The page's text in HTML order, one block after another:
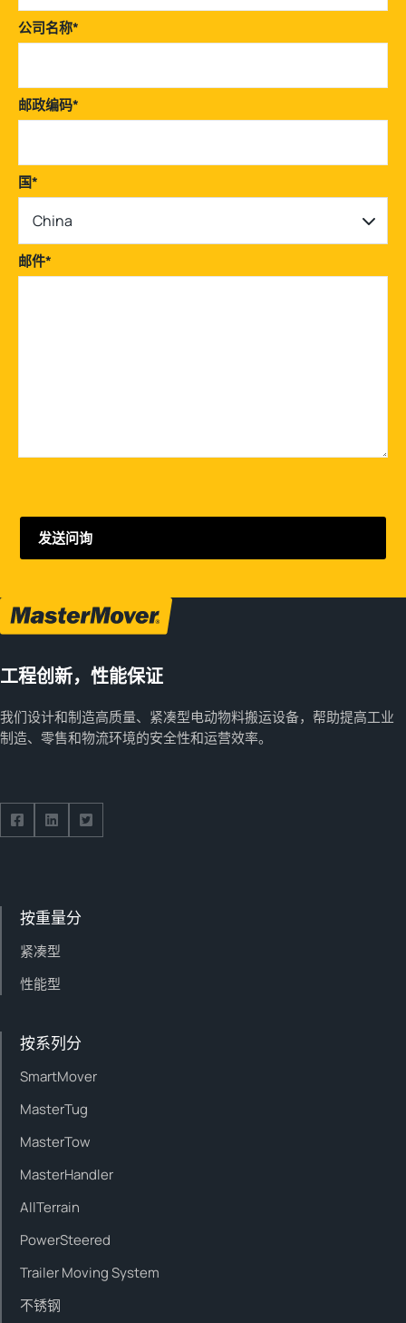
公司名称*
邮政编码*
国*
China
邮件*
工程创新，性能保证
我们设计和制造高质量、紧凑型电动物料搬运设备，帮助提高工业
制造、零售和物流环境的安全性和运营效率。
Follow us on Facebook
Follow us on Facebook
Follow us on Facebook
按重量分
紧凑型
性能型
按系列分
SmartMover
MasterTug
MasterTow
MasterHandler
AllTerrain
PowerSteered
Trailer Moving System
不锈钢